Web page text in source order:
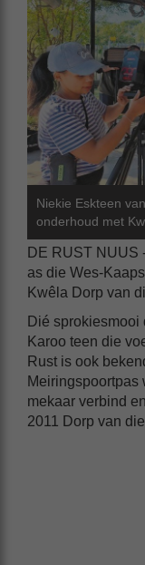
Niekie Eskteen
onderhoud met
DE RUST NUUS
as die Wes-
Kwêla Dorp van
Dié
Karoo teen die
Rust is ook
Meiringspoortpas
mekaar verbind
2011 Dorp van